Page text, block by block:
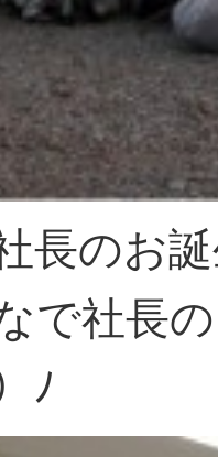
長のお
で社長
ﾉ